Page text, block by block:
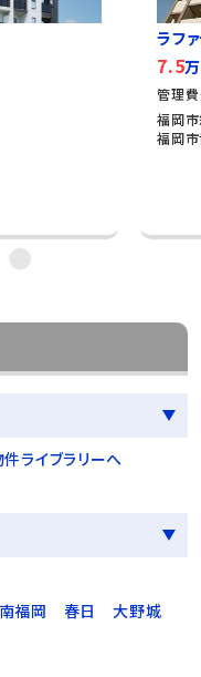
ラフ
7.5
管理
福岡
福岡
ライブラリーへ
南福岡 春日
大野城